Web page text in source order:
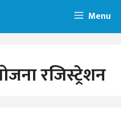
Menu
रजिस्ट्रेशन